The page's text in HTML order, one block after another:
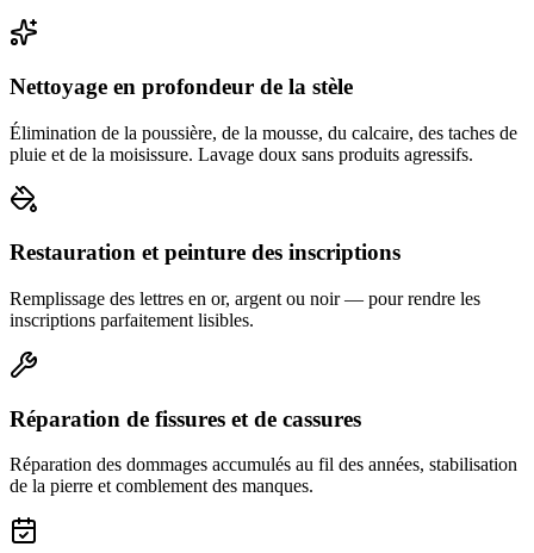
Nettoyage en profondeur de la stèle
Élimination de la poussière, de la mousse, du calcaire, des taches de
pluie et de la moisissure. Lavage doux sans produits agressifs.
Restauration et peinture des inscriptions
Remplissage des lettres en or, argent ou noir — pour rendre les
inscriptions parfaitement lisibles.
Réparation de fissures et de cassures
Réparation des dommages accumulés au fil des années, stabilisation
de la pierre et comblement des manques.